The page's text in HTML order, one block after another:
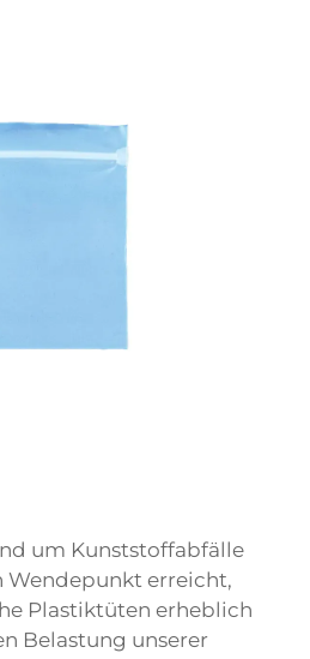
um Kunststoffabfälle
Wendepunkt erreicht,
Plastiktüten erheblich
Belastung unserer